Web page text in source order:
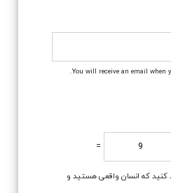
You will receive an email when
=
کنید که انسان واقعی هستید و